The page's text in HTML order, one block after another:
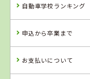
詳 細
校
自動車学校ランキング
申込から卒業まで
お支払いについて